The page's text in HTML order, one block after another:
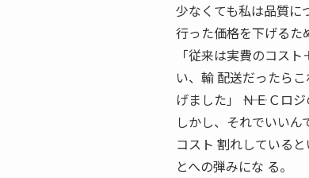
少なくても私は品質に
行った価格を下げるた
「従来は実費のコス
い、輸 配送だったら
げました」 ――ＮＥＣロ
しかし、それでいいん
コスト 割れしている
とへの弾みにな る。